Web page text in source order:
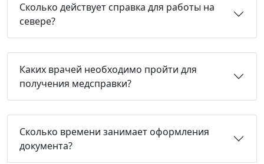
Сколько действует справка для работы на
севере?
Каких врачей необходимо пройти для
получения медсправки?
Сколько времени занимает оформления
документа?